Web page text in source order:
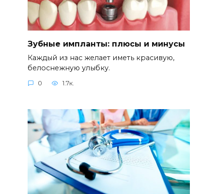
Зубные импланты: плюсы и минусы
Каждый из нас желает иметь красивую,
белоснежную улыбку.
0 1.7к.